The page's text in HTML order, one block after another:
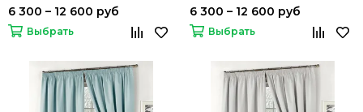
6 300 – 12 600 руб
Выбрать
6 300 – 12 600 руб
Выбрать